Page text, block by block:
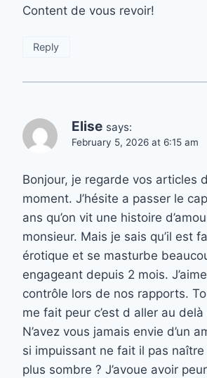
Content de vous revoir!
Reply
Elise says:
February 5, 2026 at 6:15 am
Bonjour, je regarde vos articles
moment. J’hésite a passer le
ans qu’on vit une histoire
monsieur. Mais je sais qu’il est
érotique et se masturbe
engageant depuis 2 mois.
contrôle lors de nos rapports.
me fait peur c’est d aller au
N’avez vous jamais envie d’un
si impuissant ne fait il pas
plus sombre ? J’avoue avoir